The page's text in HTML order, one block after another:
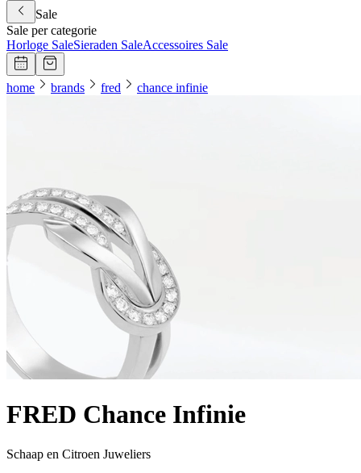
Sale
Sale per categorie
Horloge SaleSieraden SaleAccessoires Sale
home brands fred chance infinie
FRED Chance Infinie
Schaap en Citroen Juweliers